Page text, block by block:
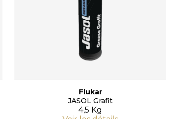
Flukar
JASOL Grafit
4,5 Kg